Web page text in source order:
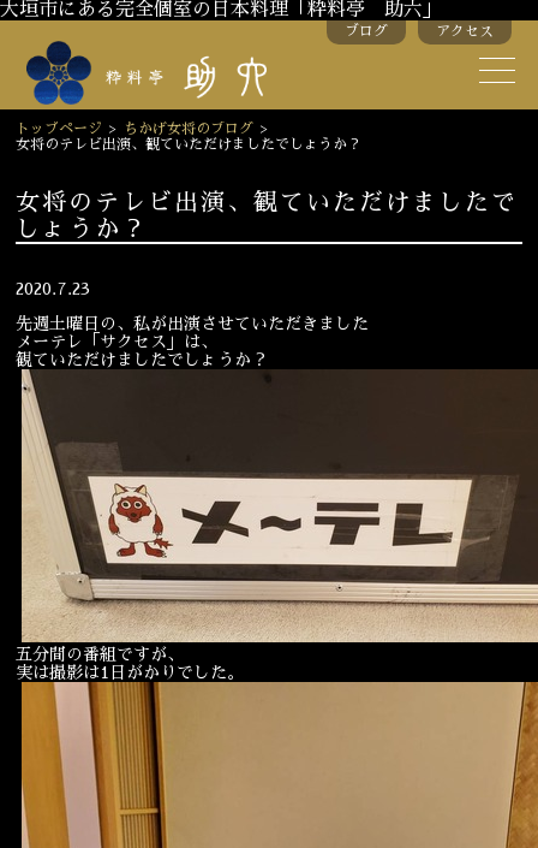
大垣市にある完全個室の日本料理「粋料亭 助六」
ブログ アクセス
トップページ > ちかげ女将のブログ >
女将のテレビ出演、観ていただけましたでしょうか？
女将のテレビ出演、観ていただけましたで
しょうか？
2020.7.23
先週土曜日の、私が出演させていただきました
メーテレ「サクセス」は、
観ていただけましたでしょうか？
五分間の番組ですが、
実は撮影は1日がかりでした。
スタッフ紹介
季節のお料理 お弁当
お飲み物
お部屋のご紹介 会議・舞台のご利用
結婚式・披露宴
ご接待 法要
お顔合わせ
宴会 ウェディング